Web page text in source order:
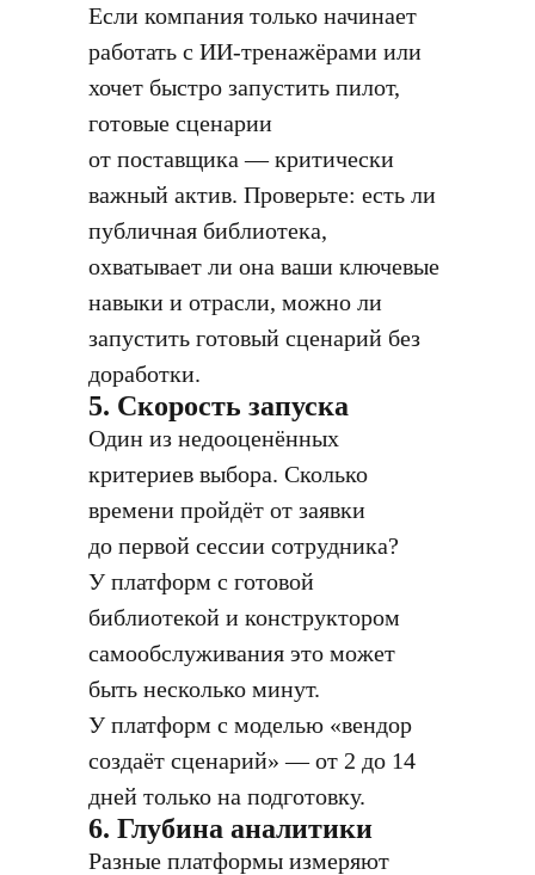
Если компания только начинает
работать с ИИ-тренажёрами или
хочет быстро запустить пилот,
готовые сценарии
от поставщика — критически
важный актив. Проверьте: есть ли
публичная библиотека,
охватывает ли она ваши ключевые
навыки и отрасли, можно ли
запустить готовый сценарий без
доработки.
5. Скорость запуска
Один из недооценённых
критериев выбора. Сколько
времени пройдёт от заявки
до первой сессии сотрудника?
У платформ с готовой
библиотекой и конструктором
самообслуживания это может
быть несколько минут.
У платформ с моделью «вендор
создаёт сценарий» — от 2 до 14
дней только на подготовку.
6. Глубина аналитики
Разные платформы измеряют